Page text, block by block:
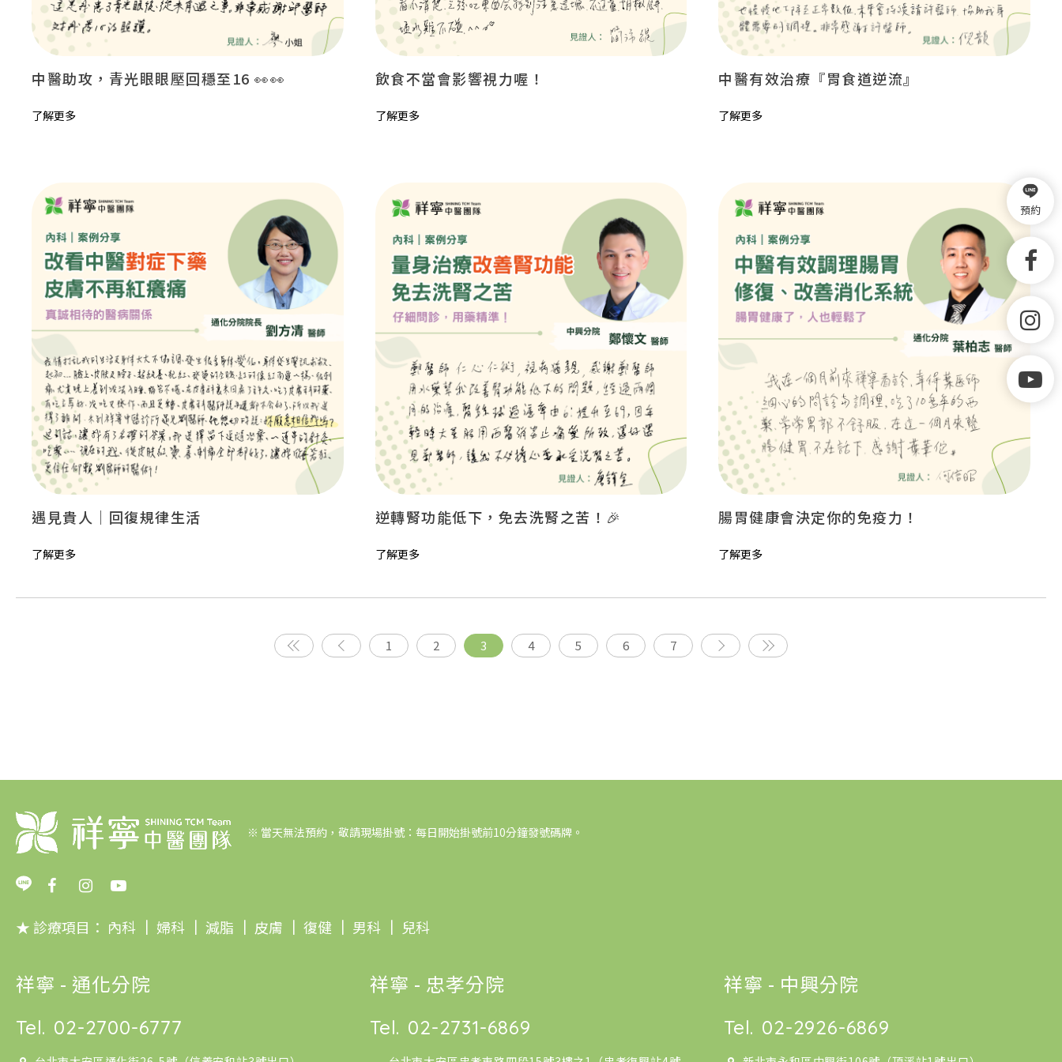
中醫助攻，青光眼眼壓回穩至16 👀👀
了解更多
飲食不當會影響視力喔！
了解更多
中醫有效治療『胃食道逆流』
了解更多
遇見貴人｜回復規律生活
了解更多
逆轉腎功能低下，免去洗腎之苦！🎉
了解更多
腸胃健康會決定你的免疫力！
了解更多
1 2 3 4 5 6 7
預約
※ 當天無法預約，敬請現場掛號：每日開始掛號前10分鐘發號碼牌。
★ 診療項目： 內科 ｜ 婦科 ｜ 減脂 ｜ 皮膚 ｜ 復健 ｜ 男科 ｜ 兒科
祥寧 - 通化分院
Tel. 02-2700-6777
祥寧 - 忠孝分院
Tel. 02-2731-6869
祥寧 - 中興分院
Tel. 02-2926-6869